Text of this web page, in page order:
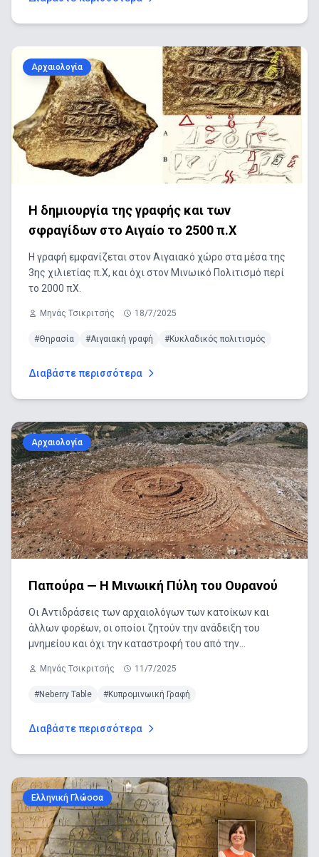
Αρχαιολογία
Η δημιουργία της γραφής και των
σφραγίδων στο Αιγαίο το 2500 π.Χ
Η γραφή εμφανίζεται στον Αιγαιακό χώρο στα μέσα της
3ης χιλιετίας π.Χ, και όχι στον Μινωικό Πολιτισμό περί
το 2000 πΧ.
Μηνάς Τσικριτσής 18/7/2025
#Θηρασία #Αιγαιακή γραφή #Κυκλαδικός πολιτισμός
Διαβάστε περισσότερα
Αρχαιολογία
Παπούρα — Η Μινωική Πύλη του Ουρανού
Οι Αντιδράσεις των αρχαιολόγων των κατοίκων και
άλλων φορέων, οι οποίοι ζητούν την ανάδειξη του
μνημείου και όχι την καταστροφή του από την
Μηνάς Τσικριτσής 11/7/2025
#Νeberry Table #Κυπρομινωική Γραφή
Διαβάστε περισσότερα
Ελληνική Γλώσσα